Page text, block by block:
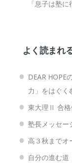
「息子は塾
よく読まれ
DEAR HOPE
力」をはぐく
東大理Ⅱ 合格
塾長メッセー
高３秋まで
自分の進む